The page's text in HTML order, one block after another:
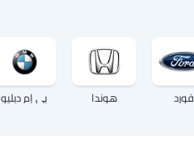
فورد هوندا بي إم دبليو